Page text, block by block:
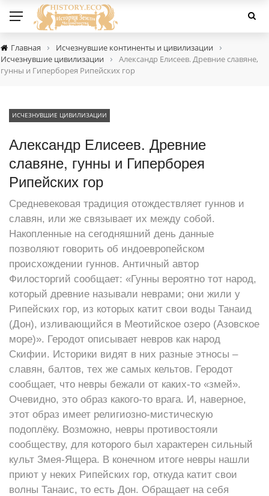
Главная › Исчезнувшие континенты и цивилизации ›
Исчезнувшие цивилизации ›
Александр Елисеев. Древние славяне,
гунны и Гиперборея Рипейских гор
ИСЧЕЗНУВШИЕ ЦИВИЛИЗАЦИИ
Александр Елисеев. Древние
славяне, гунны и Гиперборея
Рипейских гор
Средневековая традиция отождествляет гуннов и
славян, или же связывает их между собой.
Накопленные на сегодняшний день данные
позволяют говорить об индоевропейском
происхождении гуннов. Античный автор
Филосторгий сообщает: «Гунны вероятно тот народ,
который древние называли неврами; они жили у
Рипейских гор, из которых катит свои воды Танаид
(Дон), изливающийся в Меотийское озеро (Азовское
море)». Геродот описывает невров как народ
Скифии. Историки видят в них разные этносы –
славян, балтов, тех же самых кельтов. Геродот
сообщает, что невры бежали от каких-то «змей».
Очевидно, это образ какого-то врага. И, наверное,
этот образ имеет религиозно-мистическую
подоплёку. Возможно, невры противостояли
сообществу, для которого был характерен сильный
культ Змея-Ящера. В конечном итоге невры нашли
приют у неких Рипейских гор, откуда катит свои
волны Танаис, то есть Дон. Обращает на себя